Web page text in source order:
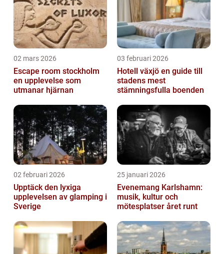
02 mars 2026
Escape room stockholm
en upplevelse som
utmanar hjärnan
03 februari 2026
Hotell växjö en guide till
stadens mest
stämningsfulla boenden
02 februari 2026
Upptäck den lyxiga
upplevelsen av glamping i
Sverige
25 januari 2026
Evenemang Karlshamn:
musik, kultur och
mötesplatser året runt